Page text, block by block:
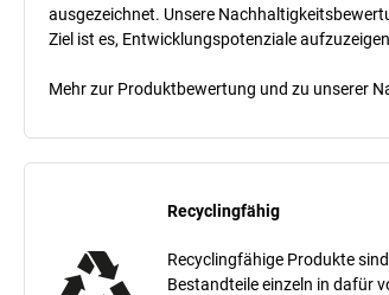
ausgezeichnet. Unsere
Ziel ist es, Entwicklungspotenziale
Mehr zur Produktbewertung und zu unserer
Recyclingfähig
Recyclingfähige Produkte
Bestandteile einzeln in dafür